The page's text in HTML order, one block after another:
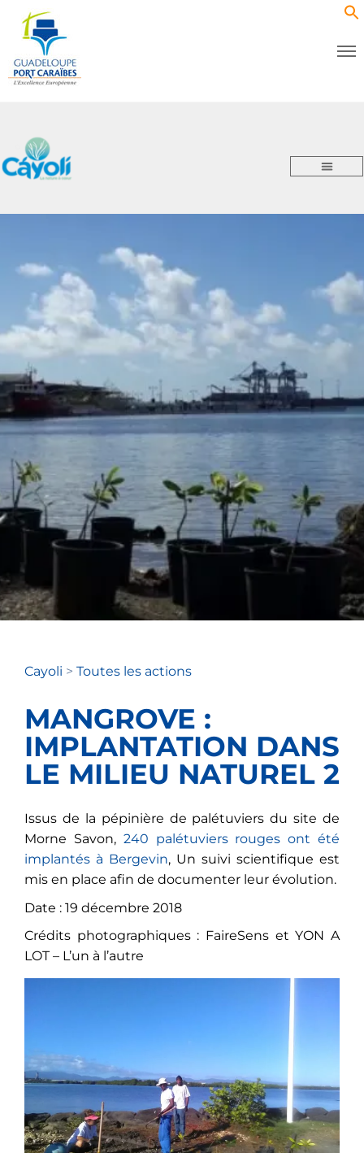
Cayoli > Toutes les actions
MANGROVE :
IMPLANTATION DANS
LE MILIEU NATUREL 2
Issus de la pépinière de palétuviers du site de
Morne Savon, 240 palétuviers rouges ont été
implantés à Bergevin, Un suivi scientifique est
mis en place afin de documenter leur évolution.
Date : 19 décembre 2018
Crédits photographiques : FaireSens et YON A
LOT – L’un à l’autre